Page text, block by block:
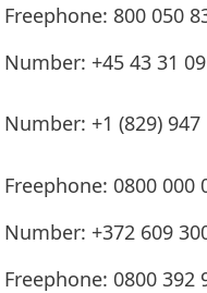
Freephone: 800 050
Number: +45 43 31
Number: +1 (829)
Freephone: 0800 000
Number: +372 609
Freephone: 0800 392